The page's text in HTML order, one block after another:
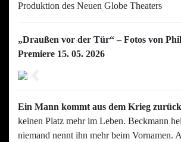
Produktion des Neuen Globe Theaters
„Draußen vor der Tür“ – Fotos von
Premiere 15. 05. 2026
Ein Mann kommt aus dem Krieg zurück
keinen Platz mehr im Leben. Beckmann
niemand nennt ihn mehr beim Vornamen.